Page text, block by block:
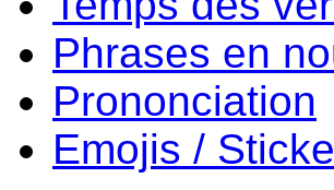
Phrases en
Prononciation
Emojis /